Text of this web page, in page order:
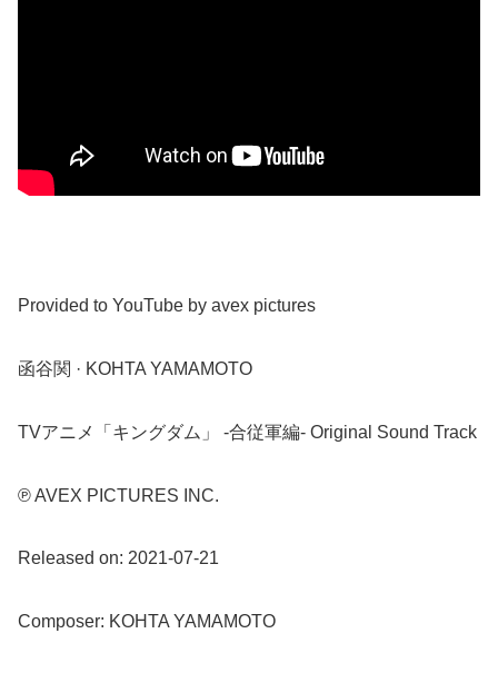
Provided to YouTube by avex pictures
函谷関 · KOHTA YAMAMOTO
TVアニメ「キングダム」 -合従軍編- Original Sound Track
℗ AVEX PICTURES INC.
Released on: 2021-07-21
Composer: KOHTA YAMAMOTO